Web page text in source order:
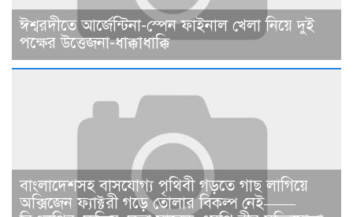
ঈশ্বরদীতে আর্জেন্টিনা-স্পেন ফাইনাল খেলা নিয়ে দুই
পক্ষের উত্তেজনা-ধাক্কাধাক্কি
বাংলাদেশসহ বাসযোগ্য পৃথিবী গড়তে গাছ লাগিয়ে
অক্সিজেন ফ্যাক্টরী গড়ে তোলার বিকল্প নেই——